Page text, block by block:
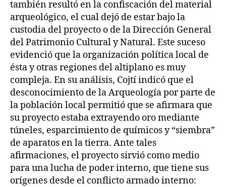
también resultó en la confiscación del material
arqueológico, el cual dejó de estar bajo la
custodia del proyecto o de la Dirección General
del Patrimonio Cultural y Natural. Este suceso
evidenció que la organización política local de
ésta y otras regiones del altiplano es muy
compleja. En su análisis, Cojtí indicó que el
desconocimiento de la Arqueología por parte de
la población local permitió que se afirmara que
su proyecto estaba extrayendo oro mediante
túneles, esparcimiento de químicos y “siembra”
de aparatos en la tierra. Ante tales
afirmaciones, el proyecto sirvió como medio
para una lucha de poder interno, que tiene sus
orígenes desde el conflicto armado interno: